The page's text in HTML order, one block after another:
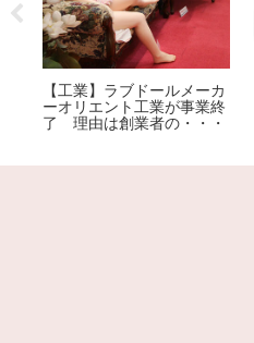
【工業】ラブドールメーカ
ーオリエント工業が事業終
了 理由は創業者の・・・